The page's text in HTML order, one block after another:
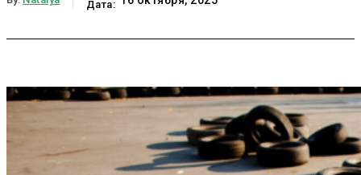
Дата: